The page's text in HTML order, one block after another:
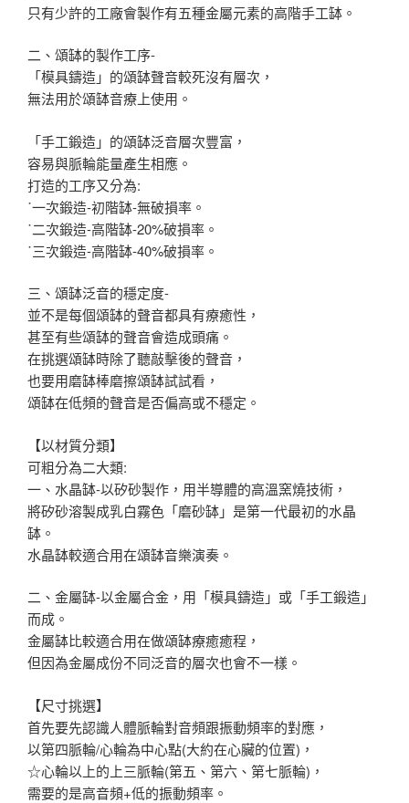
只有少許的工廠會製作有五種金屬元素的高階手工缽。
二、頌缽的製作工序-
「模具鑄造」的頌缽聲音較死沒有層次，
無法用於頌缽音療上使用。
「手工鍛造」的頌缽泛音層次豐富，
容易與脈輪能量產生相應。
打造的工序又分為:
˙一次鍛造-初階缽-無破損率。
˙二次鍛造-高階缽-20%破損率。
˙三次鍛造-高階缽-40%破損率。
三、頌缽泛音的穩定度-
並不是每個頌缽的聲音都具有療癒性，
甚至有些頌缽的聲音會造成頭痛。
在挑選頌缽時除了聽敲擊後的聲音，
也要用磨缽棒磨擦頌缽試試看，
頌缽在低頻的聲音是否偏高或不穩定。
【以材質分類】
可粗分為二大類:
一、水晶缽-以矽砂製作，用半導體的高溫窯燒技術，
將矽砂溶製成乳白霧色「磨砂缽」是第一代最初的水晶
缽。
水晶缽較適合用在頌缽音樂演奏。
二、金屬缽-以金屬合金，用「模具鑄造」或「手工鍛造」
而成。
金屬缽比較適合用在做頌缽療癒癒程，
但因為金屬成份不同泛音的層次也會不一樣。
【尺寸挑選】
首先要先認識人體脈輪對音頻跟振動頻率的對應，
以第四脈輪/心輪為中心點(大約在心臟的位置)，
☆心輪以上的上三脈輪(第五、第六、第七脈輪)，
需要的是高音頻+低的振動頻率。